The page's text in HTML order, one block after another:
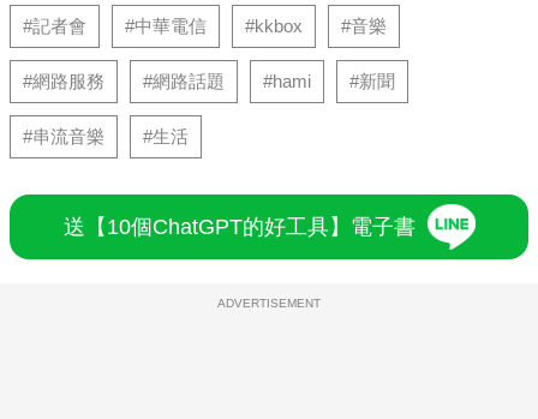
#記者會 #中華電信 #kkbox #音樂
#網路服務 #網路話題 #hami #新聞
#串流音樂 #生活
送【10個ChatGPT的好工具】電子書
ADVERTISEMENT